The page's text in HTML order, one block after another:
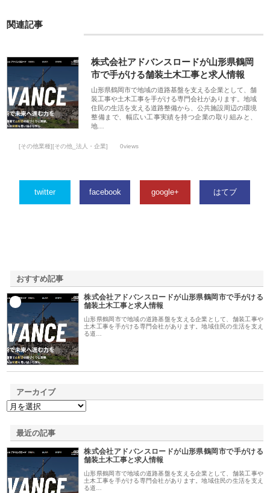
関連記事
株式会社アドバンスロードが山形県鶴岡
市で手がける舗装土木工事と求人情報
山形県鶴岡市で地域の道路基盤を支える企業として、舗
装工事や土木工事を手がける専門会社があります。地域
住民の生活を支える道路整備から、公共施設周辺の環境
整備まで、幅広い工事実績を持つ企業の取り組みと、
地…
[その他業種][その他_法人・企業] 0views
twitter facebook google+ はてブ
おすすめ記事
株式会社アドバンスロードが山形県鶴岡市で手がける
舗装土木工事と求人情報
山形県鶴岡市で地域の道路基盤を支える企業として、舗装工事や
土木工事を手がける専門会社があります。地域住民の生活を支え
る道…
アーカイブ
最近の記事
株式会社アドバンスロードが山形県鶴岡市で手がける
舗装土木工事と求人情報
山形県鶴岡市で地域の道路基盤を支える企業として、舗装工事や
土木工事を手がける専門会社があります。地域住民の生活を支え
る道…